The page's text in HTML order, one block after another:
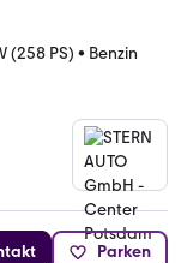
(258 PS) • Benzin
Parken